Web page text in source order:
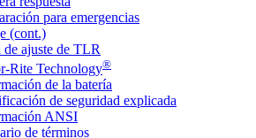
para emergencias
(cont.)
de ajuste de TLR
Rite Technology®
de la batería
de seguridad explicada
ANSI
de términos